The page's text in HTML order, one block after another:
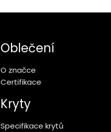
Oblečení
O značce
Certifikace
Kryty
Specifikace krytů